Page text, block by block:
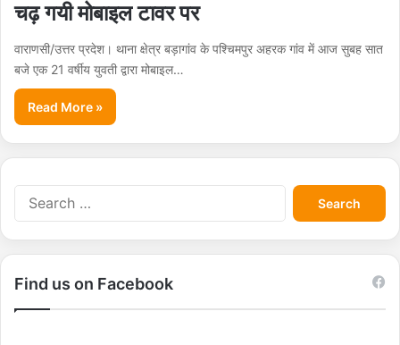
चढ़ गयी मोबाइल टावर पर
वाराणसी/उत्तर प्रदेश। थाना क्षेत्र बड़ागांव के पश्चिमपुर अहरक गांव में आज सुबह सात
बजे एक 21 वर्षीय युवती द्वारा मोबाइल…
Read More »
S
e
a
r
Find us on Facebook